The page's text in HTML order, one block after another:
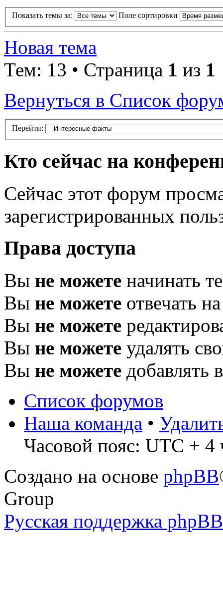
Показать темы за: Поле сортировки
Новая тема
Тем: 13 • Страница 1 из 1
Вернуться в Список
Перейти:
Кто сейчас на
Сейчас этот форум
зарегистрированных
Права доступа
Вы не можете начинать
Вы не можете отвечать
Вы не можете
Вы не можете удалять
Вы не можете добавлять
Список форумов
Наша команда •
Часовой пояс: UTC + 4
Создано на основе phpBB
Group
Русская поддержка phpBB